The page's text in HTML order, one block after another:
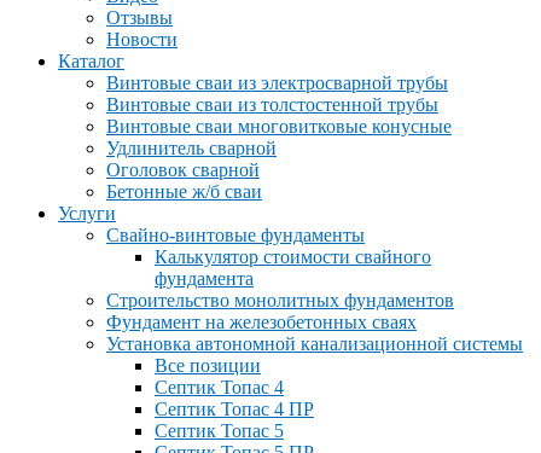
Отзывы
Новости
Каталог
Винтовые сваи из электросварной трубы
Винтовые сваи из толстостенной трубы
Винтовые сваи многовитковые конусные
Удлинитель сварной
Оголовок сварной
Бетонные ж/б сваи
Услуги
Свайно-винтовые фундаменты
Калькулятор стоимости свайного
фундамента
Строительство монолитных фундаментов
Фундамент на железобетонных сваях
Установка автономной канализационной системы
Все позиции
Септик Топас 4
Септик Топас 4 ПР
Септик Топас 5